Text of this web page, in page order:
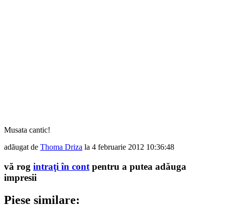
Musata cantic!
adăugat de Thoma Driza la 4 februarie 2012 10:36:48
vă rog intraţi în cont pentru a putea adăuga
impresii
Piese similare: